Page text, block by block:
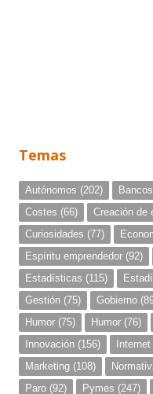
Temas
Autónomos (202) Bancos
Costes (66) Creación de
Curiosidades (77)
Espíritu emprendedor (92)
Estadísticas (115)
Gestión (75) Gobierno
Humor (75) Humor (76)
Innovación (156) Internet
Marketing (108)
Paro (92) Pymes (247)